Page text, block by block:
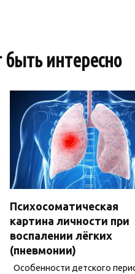
интересно
Психосоматическая
картина личности при
воспалении лёгких
(пневмонии)
Особенности детского